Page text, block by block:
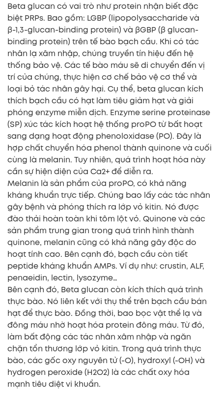
Beta glucan có vai trò như protein nhận biết đặc
biệt PRPs. Bao gồm: LGBP (lipopolysaccharide và
β-1,3-glucan-binding protein) và βGBP (β glucan-
binding protein) trên tế bào bạch cầu. Khi có tác
nhân lạ xâm nhập, chúng truyền tín hiệu đến hệ
thống bảo vệ. Các tế bào máu sẽ di chuyển đến vị
trí của chúng, thực hiện cơ chế bảo vệ cơ thể và
loại bỏ tác nhân gây hại. Cụ thể, beta glucan kích
thích bạch cầu có hạt làm tiêu giảm hạt và giải
phóng enzyme miễn dịch. Enzyme serine proteinase
(SP) xúc tác kích hoạt hệ thống proPO từ bất hoạt
sang dạng hoạt động phenoloxidase (PO). Đây là
hợp chất chuyển hóa phenol thành quinone và cuối
cùng là melanin. Tuy nhiên, quá trình hoạt hóa này
cần sự hiện diện của Ca2+ để diễn ra.
Melanin là sản phẩm của proPO, có khả năng
kháng khuẩn trực tiếp. Chúng bao lấy các tác nhân
gây bệnh và phóng thích ra lớp vỏ kitin. Nó được
đào thải hoàn toàn khi tôm lột vỏ. Quinone và các
sản phẩm trung gian trong quá trình hình thành
quinone, melanin cũng có khả năng gây độc do
hoạt tính cao. Bên cạnh đó, bạch cầu còn tiết
peptide kháng khuẩn AMPs. Ví dụ như: crustin, ALF,
penaeidin, lectin, lysozyme…
Bên cạnh đó, Beta glucan còn kích thích quá trình
thực bào. Nó liên kết với thụ thể trên bạch cầu bán
hạt để thực bào. Đồng thời, bao bọc vật thể lạ và
đông máu nhờ hoạt hóa protein đông máu. Từ đó,
làm bất động các tác nhân xâm nhập và ngăn
chặn tổn thương lớp vỏ kitin. Trong quá trình thực
bào, các gốc oxy nguyên tử (-O), hydroxyl (-OH) và
hydrogen peroxide (H2O2) là các chất oxy hóa
mạnh tiêu diệt vi khuẩn.